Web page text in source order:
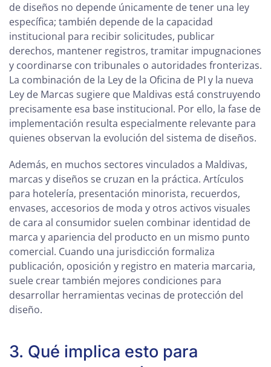
de diseños no depende únicamente de tener una ley
específica; también depende de la capacidad
institucional para recibir solicitudes, publicar
derechos, mantener registros, tramitar impugnaciones
y coordinarse con tribunales o autoridades fronterizas.
La combinación de la Ley de la Oficina de PI y la nueva
Ley de Marcas sugiere que Maldivas está construyendo
precisamente esa base institucional. Por ello, la fase de
implementación resulta especialmente relevante para
quienes observan la evolución del sistema de diseños.
Además, en muchos sectores vinculados a Maldivas,
marcas y diseños se cruzan en la práctica. Artículos
para hotelería, presentación minorista, recuerdos,
envases, accesorios de moda y otros activos visuales
de cara al consumidor suelen combinar identidad de
marca y apariencia del producto en un mismo punto
comercial. Cuando una jurisdicción formaliza
publicación, oposición y registro en materia marcaria,
suele crear también mejores condiciones para
desarrollar herramientas vecinas de protección del
diseño.
3. Qué implica esto para